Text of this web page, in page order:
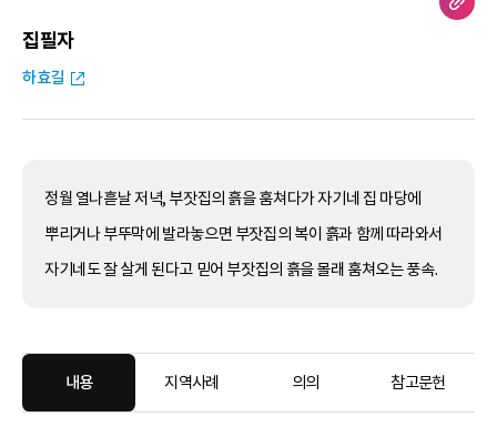
집필자
하효길
정월 열나흗날 저녁, 부잣집의 흙을 훔쳐다가 자기네 집 마당에
뿌리거나 부뚜막에 발라놓으면 부잣집의 복이 흙과 함께 따라와서
자기네도 잘 살게 된다고 믿어 부잣집의 흙을 몰래 훔쳐오는 풍속.
내용 지역사례 의의 참고문헌